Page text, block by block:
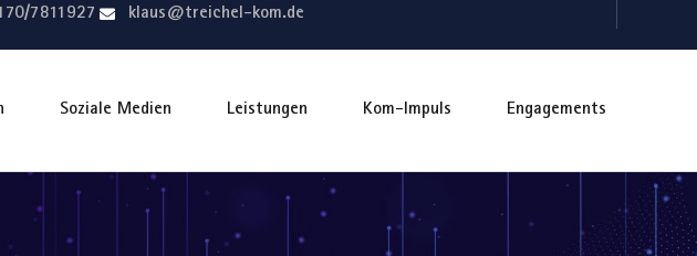
7811927 klaus@treichel-kom.de
Soziale Medien Leistungen Kom-Impuls Engagements